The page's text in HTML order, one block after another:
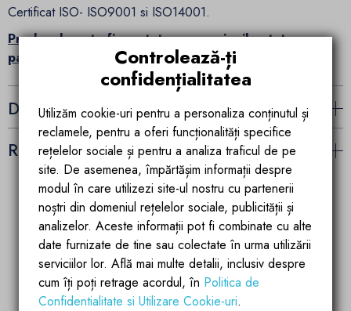
Certificat ISO- ISO9001 si ISO14001.
Produsul poate fi montat cu conexiunile atat pe
partea stanga cat si pe partea dreapta.
Detalii ale produsului
Recenzii (20)
Garantia calitatii
Produsele brandului EGO
ultimele tehnologii de
calitate si inovatie
Parteneriate de
succes
Account manager
pregatit si dedicat
partenerilor si
colaboratorilor
Controlează-ți
confidențialitatea
Utilizăm cookie-uri pentru a personaliza conținutul și
reclamele, pentru a oferi funcționalități specifice
rețelelor sociale și pentru a analiza traficul de pe
site. De asemenea, împărtășim informații despre
modul în care utilizezi site-ul nostru cu partenerii
noștri din domeniul rețelelor sociale, publicității și
analizelor. Aceste informații pot fi combinate cu alte
date furnizate de tine sau colectate în urma utilizării
serviciilor lor. Află mai multe detalii, inclusiv despre
cum îți poți retrage acordul, în Politica de
Confidentialitate si Utilizare Cookie-uri.